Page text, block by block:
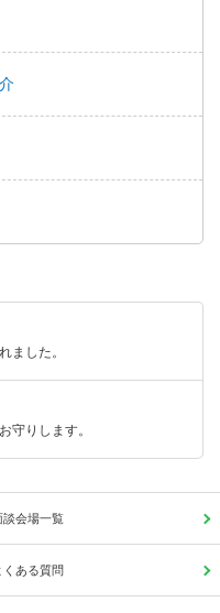
ました。
守りします。
談会場一覧
くある質問